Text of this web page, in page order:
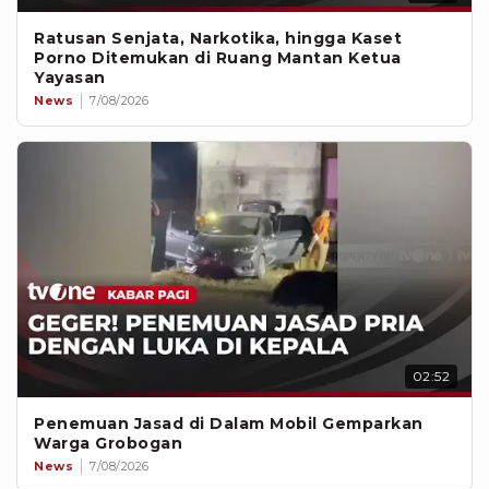
Ratusan Senjata, Narkotika, hingga Kaset
Porno Ditemukan di Ruang Mantan Ketua
Yayasan
News 7/08/2026
02:52
Penemuan Jasad di Dalam Mobil Gemparkan
Warga Grobogan
News 7/08/2026